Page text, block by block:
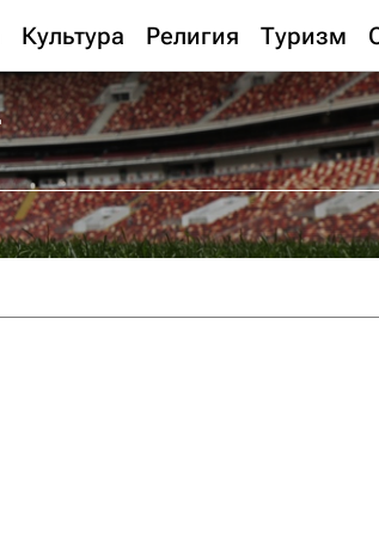
Культура Религия Туризм